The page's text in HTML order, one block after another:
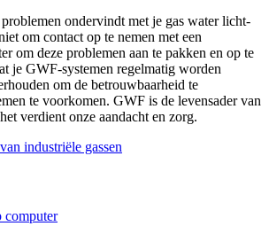
ondervindt met je gas water licht-
om contact op te nemen met een
om deze problemen aan te pakken en op te
je GWF-systemen regelmatig worden
om de betrouwbaarheid te
te voorkomen. GWF is de levensader van
verdient onze aandacht en zorg.
industriële gassen